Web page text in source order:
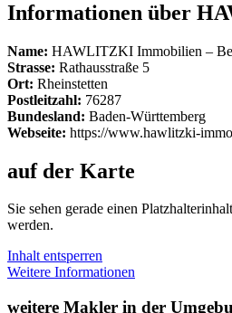
Informationen über
Name: HAWLITZKI Immobilien –
Strasse: Rathausstraße 5
Ort: Rheinstetten
Postleitzahl: 76287
Bundesland: Baden-Württemberg
Webseite: https://www.hawlitzki-
auf der Karte
Sie sehen gerade einen
werden.
Inhalt entsperren
Weitere Informationen
weitere Makler in der